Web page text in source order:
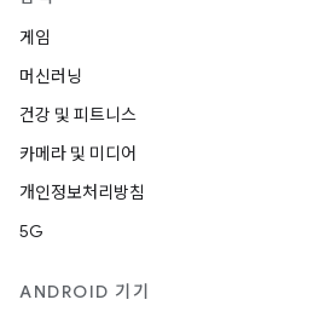
게임
머신러닝
건강 및 피트니스
카메라 및 미디어
개인정보처리방침
5G
ANDROID 기기